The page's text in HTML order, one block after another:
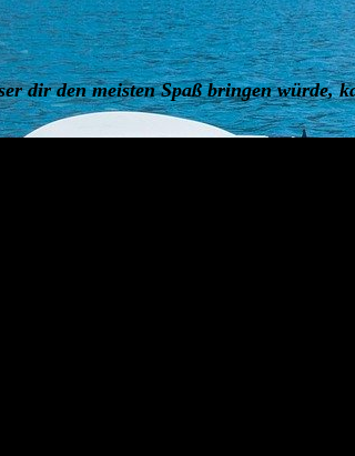
dir den meisten Spaß bringen